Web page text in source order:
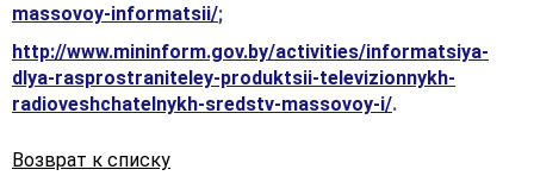
massovoy-informatsii/;
http://www.mininform.gov.by/activities/informatsiya-
dlya-rasprostraniteley-produktsii-televizionnykh-
radioveshchatelnykh-sredstv-massovoy-i/.
Возврат к списку